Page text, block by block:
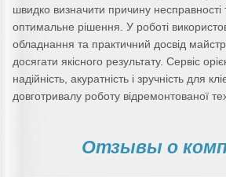
швидко визначити причину несправності
оптимальне рішення. У роботі
обладнання та практичний досвід
досягати якісного результату. Сервіс
надійність, акуратність і зручність для
довготривалу роботу відремонтованої
Отзывы о